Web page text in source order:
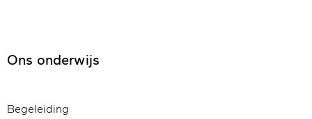
Ons onderwijs
Begeleiding